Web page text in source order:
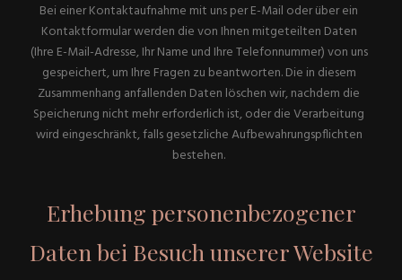
Bei einer Kontaktaufnahme mit uns per E-Mail oder über ein
Kontaktformular werden die von Ihnen mitgeteilten Daten
(Ihre E-Mail-Adresse, Ihr Name und Ihre Telefonnummer) von uns
gespeichert, um Ihre Fragen zu beantworten. Die in diesem
Zusammenhang anfallenden Daten löschen wir, nachdem die
Speicherung nicht mehr erforderlich ist, oder die Verarbeitung
wird eingeschränkt, falls gesetzliche Aufbewahrungspflichten
bestehen.
Erhebung personenbezogener
Daten bei Besuch unserer Website